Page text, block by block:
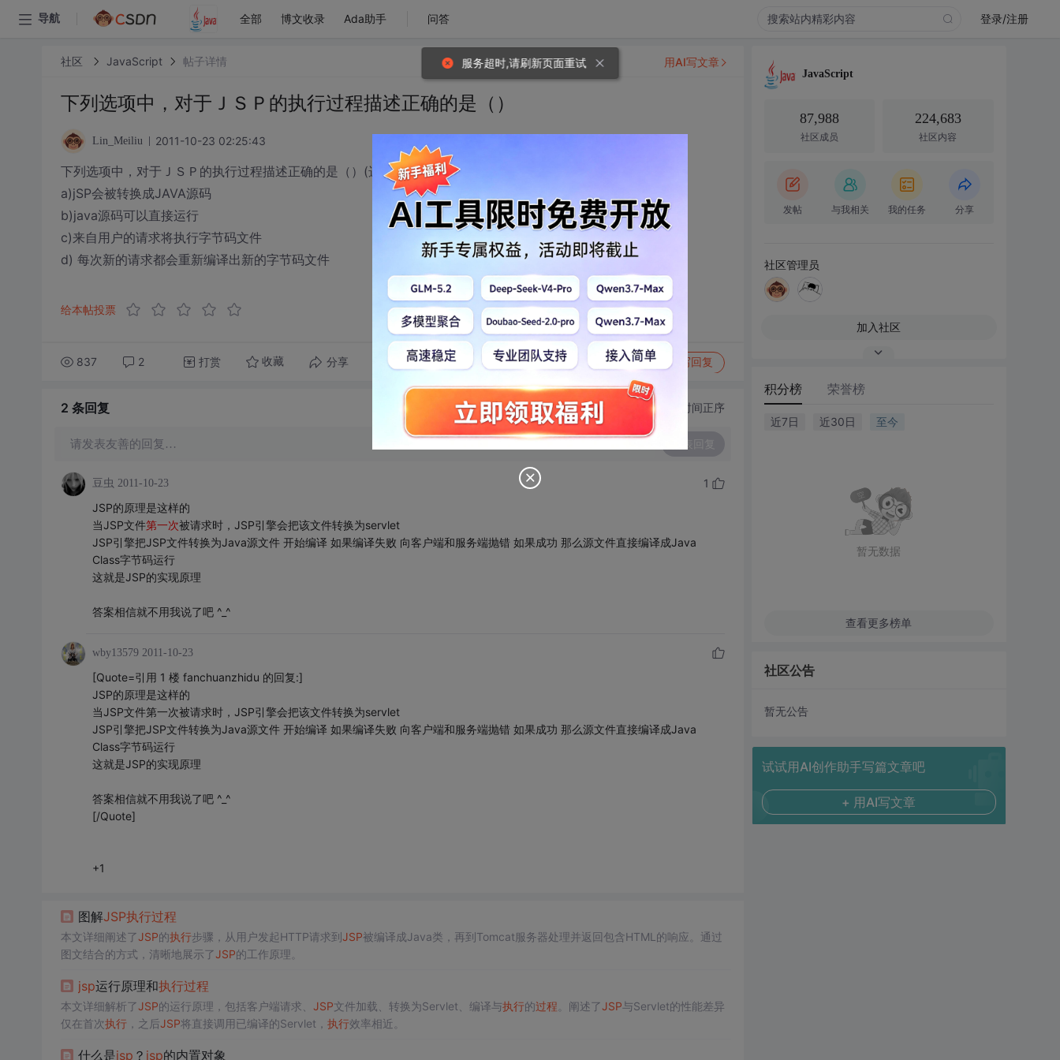
导航 全部 博文收录 Ada助手 问答 登录/注册
社区 JavaScript 帖子详情
下列选项中，对于ＪＳＰ的执行过程描述正确的是（）
Lin_Meiliu 2011-10-23 02:25:43
下列选项中，对于ＪＳＰ的执行过程描述正确的是（）(选择两项)
a)jSP会被转换成JAVA源码
b)java源码可以直接运行
c)来自用户的请求将执行字节码文件
d) 每次新的请求都会重新编译出新的字节码文件
给本帖投票
837 2 打赏 收藏 分享 转发到动态 举报 写回复
用AI写文章
2 条回复 切换为时间正序
请发表友善的回复…
豆虫 2011-10-23
1
JSP的原理是这样的
当JSP文件第一次被请求时，JSP引擎会把该文件转换为servlet
JSP引擎把JSP文件转换为Java源文件 开始编译 如果编译失败 向客户端和服务端抛错 如果成功 那么源文件直接编译成Java
Class字节码运行
这就是JSP的实现原理
答案相信就不用我说了吧 ^_^
wby13579 2011-10-23
[Quote=引用 1 楼 fanchuanzhidu 的回复:]
JSP的原理是这样的
当JSP文件第一次被请求时，JSP引擎会把该文件转换为servlet
JSP引擎把JSP文件转换为Java源文件 开始编译 如果编译失败 向客户端和服务端抛错 如果成功 那么源文件直接编译成Java
Class字节码运行
这就是JSP的实现原理
答案相信就不用我说了吧 ^_^
[/Quote]
+1
图解JSP执行过程
本文详细阐述了JSP的执行步骤，从用户发起HTTP请求到JSP被编译成Java类，再到Tomcat服务器处理并返回包含HTML的响应。通过
图文结合的方式，清晰地展示了JSP的工作原理。
jsp运行原理和执行过程
本文详细解析了JSP的运行原理，包括客户端请求、 JSP文件加载、转换为Servlet、编译与执行的过程 。阐述了JSP与Servlet的性能差异
仅在首次执行，之后JSP将直接调用已编译的Servlet， 执行效率相近。
什么是jsp ？ jsp的内置对象
JavaScript
87,988
社区成员
224,683
社区内容
发帖 与我相关 我的任务 分享
社区管理员
加入社区
积分榜 荣誉榜
近7日 近30日 至今
暂无数据
查看更多榜单
社区公告
暂无公告
试试用AI创作助手写篇文章吧
+ 用AI写文章
服务超时,请刷新页面重试